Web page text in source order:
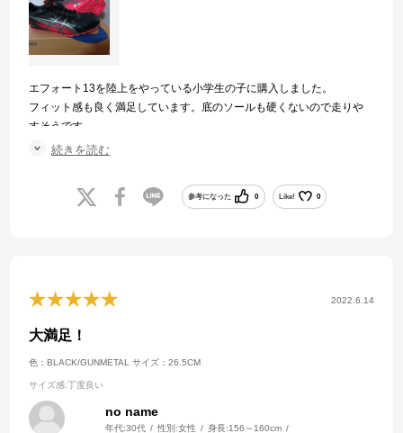
エフォート13を陸上をやっている小学生の子に購入しました。
フィット感も良く満足しています。底のソールも硬くないので走りや
すそうです。
色はブラック／ガンメタル、この色周りの店になかったので欲しかっ
続きを読む
参考になった 0 Like! 0
2022.6.14
大満足！
色：BLACK/GUNMETAL サイズ：26.5CM
サイズ感:丁度良い
no name
年代:30代 性別:女性 身長:156～160cm